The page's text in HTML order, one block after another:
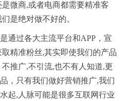
微商,或者电商都需要精准客
是绝对做不好的。
通过各大主流平台和APP，宣
精准粉丝,其实即使我们的产品
推广,不引流,也不有人知道,更
，只有我们做好营销推广,我们
起,人脉可能是很多互联网行业